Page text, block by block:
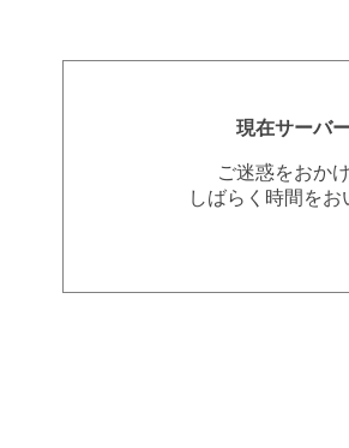
現在サーバ
ご迷惑をおか
しばらく時間を